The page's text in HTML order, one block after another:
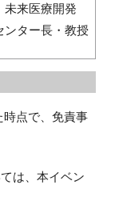
来医療開発
ター長・教授
点で、免責事
は、本イベン